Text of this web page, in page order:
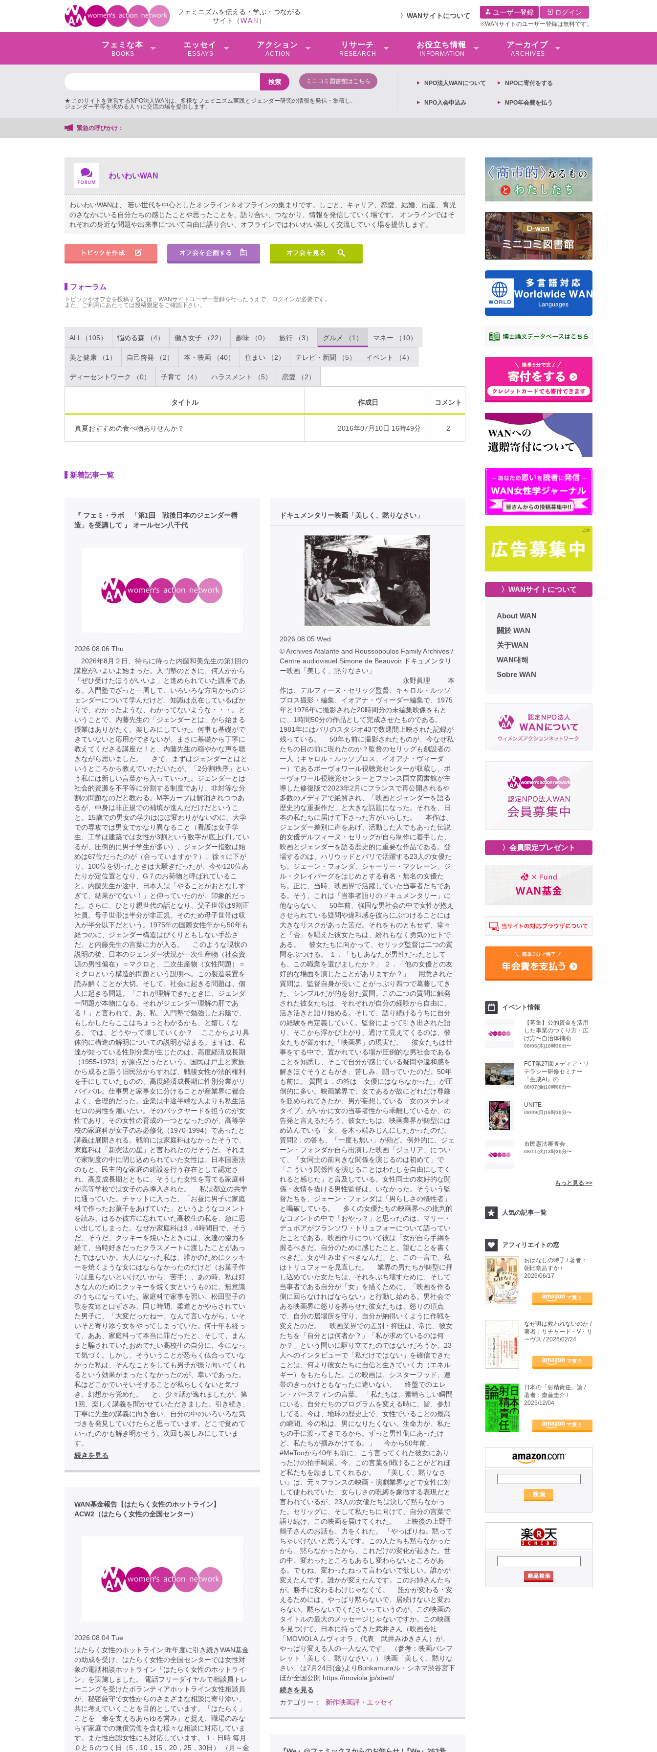
フェミニズムを伝える・学ぶ・つながる
サイト（WAN ）
〉 WANサイトについて ユーザー登録 ログイン
※WANサイトのユーザー登録は無料です。
フェミな本
BOOKS
エッセイ
ESSAYS
アクション
ACTION
リサーチ
RESEARCH
お役⽴ち情報
INFORMATION
アーカイブ
ARCHIVES
ミニコミ図書館はこちら
★ このサイトを運営するNPO法人WANは、多様なフェミニズム実践とジェンダー研究の情報を発信・集積し、
ジェンダー平等を求める人々に交流の場を提供します。
NPO法⼈WANについて NPOに寄付をする
NPO入会申込み NPO年会費を払う
緊急の呼びかけ：
わいわいWAN
わいわいWANは、 若い世代を中心としたオンライン＆オフラインの集まりです。しごと、キャリア、恋愛、結婚、出産、育児
のさなかにいる自分たちの感じたことや思ったことを、語り合い、つながり、情報を発信していく場です。 オンラインではそ
れぞれの身近な問題や出来事について自由に語り合い、オフラインではわいわい楽しく交流していく場を提供します。
フォーラム
トピックやオフ会を投稿するには、WANサイトユーザー登録を行ったうえで、ログインが必要です。
また、ご利用にあたっては投稿規定をご確認下さい。
ALL（105） 悩める森 （4） 働き女子 （22） 趣味 （0） 旅行 （3） グルメ （1） マネー （10）
美と健康 （1） 自己啓発 （2） 本・映画 （40） 住まい （2） テレビ・新聞 （5） イベント （4）
ディーセントワーク （0） 子育て （4） ハラスメント （5） 恋愛 （2）
タイトル 作成日 コメント
真夏おすすめの食べ物ありせんか？ 2016年07月10日 16時49分 2
新着記事一覧
『 フェミ・ラボ 「第1回 戦後日本のジェンダー構
造」を受講して 』 オールセン八千代
2026.08.06 Thu
2026年8月２日、待ちに待った内藤和美先生の第1回の
講座がいよいよ始まった。入門塾のときに、何人かから
「ぜひ受けたほうがいいよ」と進められていた講座であ
る。入門塾でざっと一周して、いろいろな方向からのジ
ェンダーについて学んだけど、知識は点在しているばか
りで、わかったような、わかってないような・・・。と
いうことで、内藤先生の「ジェンダーとは」から始まる
授業はありがたく、楽しみにしていた。何事も基礎がで
きていないと応用ができないが、まさに基礎から丁寧に
教えてくださる講座だ！と、内藤先生の穏やかな声を聴
きながら思いました。 さて、まずはジェンダーとはと
いうところから教えていただいたが、「2分割秩序」とい
う私には新しい言葉から入っていった。ジェンダーとは
社会的資源を不平等に分割する制度であり、非対等な分
割の問題なのだと教わる。M字カーブは解消されつつあ
るが、中身は非正規での補填が進んだだけだというこ
と。15歳での男女の学力はほぼ変わりがないのに、大学
での専攻では男女でかなり異なること（看護は女子学
生、工学は建築では女性が3割という数字が底上げしてい
るが、圧倒的に男子学生が多い）、ジェンダー指数は始
めは67位だったのが（合っていますか？）、徐々に下が
り、100位を切ったときは大騒ぎだったが、今や120位あ
たりが定位置となり、G７のお荷物と呼ばれているこ
と。内藤先生が途中、日本人は「やることがおとなしす
ぎて、結果がでない！」と仰っていたのが、印象的だっ
た。さらに、ひとり親世代の話となり、父子世帯は9割正
社員。母子世帯は半分が非正規。そのため母子世帯は収
入が半分以下だという。1975年の国際女性年から50年も
経つのに、ジェンダー構造はぴくりともしない手恐さ
だ、と内藤先生の言葉に力が入る。 このような現状の
説明の後、日本のジェンダー状況が一次生産物（社会資
源の男性偏在）＝マクロと、二次生産物（女性問題）＝
ミクロという構造的問題という説明へ。この製造装置を
読み解くことが大切。そして、社会に起きる問題は、個
人に起きる問題。「これが理解できたときに、ジェンダ
ー問題が本物になる。それがジェンダー理解の肝であ
る！」と言われて、あ、私、入門塾で勉強したお陰で、
もしかしたらここはちょっとわかるかも、と嬉しくな
る。 では、どうやって壊していくか？ ここからより具
体的に構造の解明についての説明が始まる。まずは、私
達が知っている性別分業が生じたのは、高度経済成長期
（1955-1973）が原点だったという。国民は戸主と家族
から成ると謳う旧民法からすれば、戦後女性が法的権利
を手にしていたものの、高度経済成長期に性別分業がリ
バイバル。仕事男と家事女に分けることが産業界に都合
よく、合理的だった。企業は中途半端な人よりも私生活
ゼロの男性を雇いたい。そのバックヤードを担うのが女
性であり、その女性の育成の一つとなったのが、高等学
校の家庭科が女子のみ必修化（1970-1994）であったと
講義は展開される。戦前には家庭科はなかったそうで、
家庭科は「新憲法の星」と言われたのだそうだ。それま
で家制度の中に閉じ込められていた女性は、日本国憲法
のもと、民主的な家庭の建設を行う存在として認定さ
れ、高度成長期とともに、そうした女性を育てる家庭科
が高等学校では女子のみ導入された。 私は都立の共学
に通っていた。チャットに入った、「お昼に男子に家庭
科で作ったお菓子をあげていた」というようなコメント
を読み、はるか彼方に忘れていた高校生の私を、急に思
い出してしまった。なぜか家庭科は3，4時間目で、そう
だ、そうだ、クッキーを焼いたときには、友達の協力を
経て、当時好きだったクラスメートに渡したことがあっ
たではないか。大人になった私は、誰かのためにクッキ
ーを焼くような女にはならなかったのだけど（お菓子作
りは量らないといけないから、苦手）、あの時、私は好
きな人のためにクッキーを焼く女というものに、無意識
のうちになっていた。家庭科で家事を習い、松田聖子の
歌を友達と口ずさみ、同じ時間、柔道とかやらされてい
た男子に、「大変だったねー」なんて言いながら、いそ
いそと寄り添う女をやってしまっていた。何十年も経っ
て、ああ、家庭科って本当に罪だったと、そして、まん
まと騙されていたおめでたい高校生の自分に、今になっ
て気づく。しかし、そういうことが恐らく似合っていな
かった私は、そんなことをしても男子が振り向いてくれ
るという効果がまったくなかったのが、幸いであった。
私はどこかでいそいそすることが私らしくないと気づ
き、幻想から覚めた。 と、少々話が逸れましたが、第
1回、楽しく講義を聞かせていただきました。引き続き、
丁寧に先生の講義に向き合い、自分の中のいろいろな気
づきを発見していけたらと思っています。どこで覚めて
いったのかも解き明かそう。次回も楽しみにしていま
す。
続きを見る
ドキュメンタリー映画「美しく、黙りなさい」
2026.08.05 Wed
© Archives Atalante and Roussopoulos Family Archives /
Centre audiovisuel Simone de Beauvoir ドキュメンタリ
ー映画「美しく、黙りなさい」
永野眞理 本
作は、デルフィーヌ・セリッグ監督、キャロル・ルッソ
プロス撮影・編集、イオアナ・ヴィーダー編集で、1975
年と1976年に撮影された20時間分の未編集映像をもと
に、1時間50分の作品として完成させたものである。
1981年にはパリのスタジオ43で数週間上映された記録が
残っている。 50年も前に撮影されたものが、今なぜ私
たちの目の前に現れたのか？監督のセリッグも創設者の
一人（キャロル・ルッソプロス、イオアナ・ヴィーダ
ー）であるボーヴォワール視聴覚センターが収蔵し、ボ
ーヴォワール視聴覚センターとフランス国立図書館が主
導した修復版で2023年2月にフランスで再公開されるや
多数のメディアで絶賛され、「映画とジェンダーを語る
歴史的な重要作だ」と大きな話題になった。それを、日
本の私たちに届けて下さった方がいらした。 本作は、
ジェンダー差別に声をあげ、活動した人でもあった伝説
的女優デルフィーヌ・セリッグが自ら制作に着手した、
映画とジェンダーを語る歴史的に重要な作品である。登
場するのは、ハリウッドとパリで活躍する23人の女優た
ち。ジェーン・フォンダ、シャーリー・マクレーン、ジ
ル・クレイバーグをはじめとする有名・無名の女優た
ち。正に、当時、映画界で活躍していた当事者たちであ
る。そう、これは「当事者語りのドキュメンタリー」に
他ならない。 50年前、強固な男社会の中で女性が抱え
させられている疑問や違和感を彼らにぶつけることには
大きなリスクがあった筈だ。それをものともせず、堂々
と「否」を唱えた彼女たちは、紛れもなく勇気のヒトで
ある。 彼女たちに向かって、セリッグ監督は二つの質
問をぶつける。 １．「もしあなたが男性だったとして
も、この職業を選びましたか？」 ２．「他の女優との友
好的な場面を演じたことがありますか？」 用意された
質問は、監督自身が長いことがっぷり四つで葛藤してき
た、シンプルだが的を射た質問。この二つの質問に触発
された彼女たちは、それぞれが自分の経験から自由に、
活き活きと語り始める。そして、語り続けるうちに自分
の経験を再定義していく。監督によって引き出された語
り、そこから浮かび上がり、透けて見えてくるのは、彼
女たちが置かれた「映画界」の現実だ。 彼女たちは仕
事をする中で、置かれている場が圧倒的な男社会である
ことを知悉し、そこで自分が感じている疑問や違和感を
解きほぐそうともがき、苦しみ、闘っていたのだ。50年
も前に。 質問１．の答は「女優にはならなかった」が圧
倒的に多い。映画業界で、女であるが故にどれだけ尊厳
を貶められてきたか、男が妄想している「女のステレオ
タイプ」がいかに女の当事者性から乖離しているか、の
告発と言えるだろう。彼女たちは、映画業界が鋳型には
め込んでいる「女」を木っ端みじんにしたかったのだ。
質問2．の答も、「一度も無い」が殆ど。例外的に、ジェ
ーン・フォンダが自ら出演した映画「ジュリア」につい
て、「女同士の前向きな関係を演じるのは初めて」で
「こういう関係性を演じることはわたしを自由にしてく
れると感じた」と言及している。女性同士の友好的な関
係・友情を描ける男性監督は、いなかった。そういう監
督たちを、ジェーン・フォンダは「男らしさの犠牲者」
と喝破している。 多くの女優たちの映画界への批判的
なコメントの中で「おやっ？」と思ったのは、マリー・
デュボアがフランソワ・トリュフォーについて語ってい
たことである。映画作りについて彼は「女が自ら手綱を
握るべきだ。自分のために感じたこと、望むことを書く
べきだ。女が生み出すべきなんだ」と。この一言で、私
はトリュフォーを見直した。 業界の男たちが鋳型に押
し込めていた女たちは、それをぶち壊すために、そして
当事者である自分が「女」を描くために、「映画を作る
側に回らなければならない」と行動し始める。男社会で
ある映画界に怒りを募らせた彼女たちは、怒りの頂点
で、自分の居場所を守り、自分が納得いくように作戦を
変えたのだ。 映画業界での差別・抑圧は、常に、彼女
たちを「自分とは何者か？」「私が求めているのは何
か？」という問いに駆り立てたのではないだろうか。23
人へのインタビューで「私だけではない」を確信できた
ことは、何より彼女たちに自信と生きていく力（エネル
ギー）をもたらした。この映画は、シスターフッド、連
帯のきっかけともなったに違いない。 終盤でのエレ
ン・バースティンの言葉。 「私たちは、素晴らしい瞬間
にいる。自分たちのプログラムを変える時に、皆、参加
してる。今は、地球の歴史上で、女性でいることの最高
の瞬間。今の私は、男になりたくない。生命力が、私た
ちの手に渡ってきてるから。ずっと男性側にあったけ
ど、私たちが掴みかけてる。」 今から50年前、
#MeTooから40年も前に、こう言ってくれた彼女にあり
ったけの拍手喝采。今、この言葉を聞けることがどれほ
ど私たちを励ましてくれるか。 『美しく、黙りなさ
い』は、元々フランスの映画・演劇業界などで女性に対
して使われていた、女らしさの呪縛を象徴する表現だと
言われているが、23人の女優たちは決して黙らなかっ
た。セリッグに、そして私たちに向けて、自分の言葉で
語り続け、この映画を届けてくれた。 上映後の上野千
鶴子さんのお話も、力をくれた。 「やっぱりね。黙って
ちゃいけないと思うんです。この人たちも黙らなかった
から、黙らなかったから、これだけの変化が起きた。世
の中、変わったところもあるし変わらないところがあ
る。でもね、変わったねって言わないで欲しい。誰かが
変えたんです。誰かが変えたんです。このお姉さんたち
が。勝手に変わるわけじゃなくて。 誰かが変わる・変
えるためには、やっぱり黙らないで、居続けないと変わ
らない。黙らないでくださいっていうのが、この映画の
タイトルの最大のメッセージじゃないですか。この映画
を見つけて、日本に持ってきた武井さん（映画会社
「MOVIOLA ムヴィオラ」代表 武井みゆきさん）が、
やっぱり変える人の一人なんです」 （参考：映画パンフ
レット「美しく、黙りなさい」） 映画「美しく、黙りな
さい」は7月24日(金)よりBunkamuraル・シネマ渋谷宮下
ほか全国公開 https://moviola.jp/sbett/
続きを見る
カテゴリー：
新作映画評・エッセイ
WAN基金報告【はたらく女性のホットライン】
ACW2（はたらく女性の全国センター）
2026.08.04 Tue
はたらく女性のホットライン 昨年度に引き続きWAN基金
の助成を受け、はたらく女性の全国センターでは女性対
象の電話相談ホットライン「はたらく女性のホットライ
ン」を実施しました。 電話フリーダイヤルで相談員トレ
ーニングを受けたボランティアホットライン女性相談員
が、秘密厳守で女性からのさまざまな相談に寄り添い、
共に考えていくことを目的としています。「はたらく」
ことを「命を支えるあらゆる営み」と捉え、職場のみな
らず家庭での無償労働を含む様々な相談に対応していま
す。また性自認女性にも対応しています。 1．日時 毎月
０と５のつく日（5，10，15，20，25，30日） （月～金
〉WANサイトについて
About WAN
關於 WAN
关于WAN
WAN대해
Sobre WAN
〉会員限定プレゼント
イベント情報
【募集】公的資金を活用
した事業のつくり方・広
げ方〜自治体補助
08/06(木)18時30分〜
FCT第27回メディア・リ
テラシー研修セミナー
『生成AI』の
08/07(金)10時00分〜
UNITE
08/09(日)16時30分〜
市民憲法審査会
08/11(火)13時30分〜
もっと見る >>
人気の記事一覧
アフィリエイトの窓
おはなしの時子 / 著者：
朝比奈あすか /
2026/06/17
なぜ男は救われないのか /
著者：リチャード・V・リ
ーヴス / 2026/02/24
日本の「射精責任」論 /
著者：齋藤圭介 /
2025/12/04